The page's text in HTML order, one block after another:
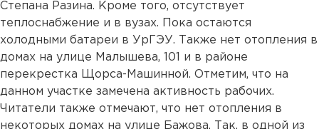
Степана Разина. Кроме того, отсутствует
теплоснабжение и в вузах. Пока остаются
холодными батареи в УрГЭУ. Также нет отопления в
домах на улице Малышева, 101 и в районе
перекрестка Щорса-Машинной. Отметим, что на
данном участке замечена активность рабочих.
Читатели также отмечают, что нет отопления в
некоторых домах на улице Бажова. Так, в одной из